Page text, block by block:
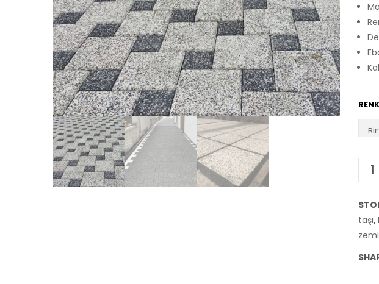
RENK
İrmikli
Taşı
adet
taşı,